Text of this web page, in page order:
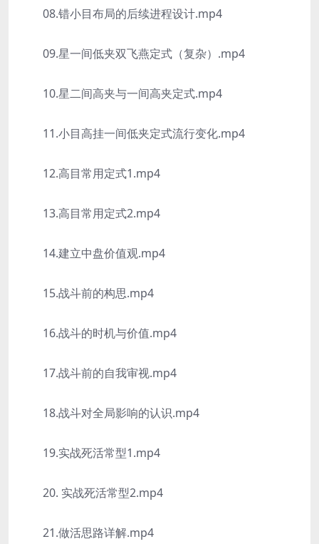
08.错小目布局的后续进程设计.mp4
09.星一间低夹双飞燕定式（复杂）.mp4
10.星二间高夹与一间高夹定式.mp4
11.小目高挂一间低夹定式流行变化.mp4
12.高目常用定式1.mp4
13.高目常用定式2.mp4
14.建立中盘价值观.mp4
15.战斗前的构思.mp4
16.战斗的时机与价值.mp4
17.战斗前的自我审视.mp4
18.战斗对全局影响的认识.mp4
19.实战死活常型1.mp4
20. 实战死活常型2.mp4
21.做活思路详解.mp4